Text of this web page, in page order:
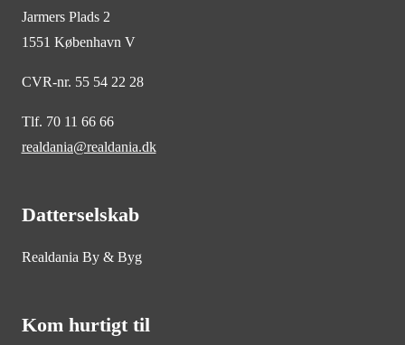
Jarmers Plads 2
1551 København V
CVR-nr. 55 54 22 28
Tlf. 70 11 66 66
realdania@realdania.dk
Datterselskab
Realdania By & Byg
Kom hurtigt til